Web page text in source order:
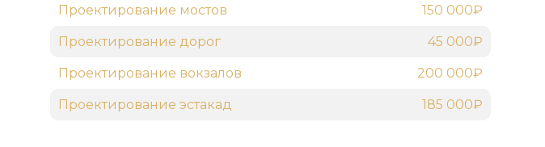
Проектирование мостов 150 000₽
Проектирование дорог 45 000₽
Проектирование вокзалов 200 000₽
Проектирование эстакад 185 000₽